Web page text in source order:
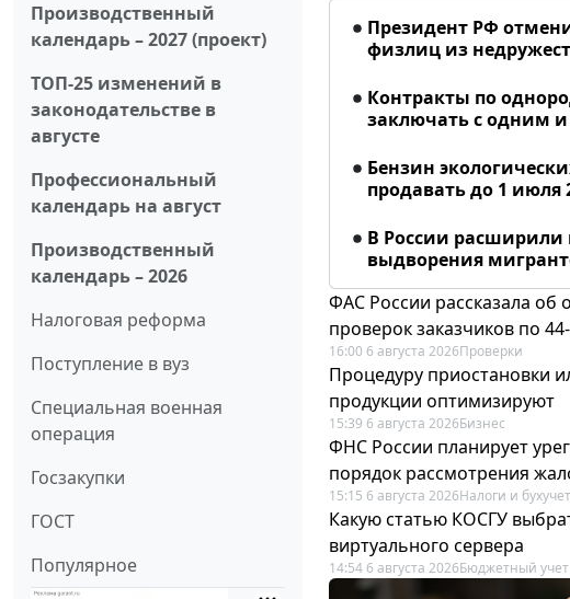
Производственный
календарь – 2027 (проект)
ТОП-25 изменений в
законодательстве в
августе
Профессиональный
календарь на август
Производственный
календарь – 2026
Налоговая реформа
Поступление в вуз
Специальная военная
операция
Госзакупки
ГОСТ
Популярное
Президент РФ
физлиц из
Контракты по
заключать с одним
Бензин
продавать до 1 июля
В России расширили
выдворения
ФАС России рассказала об
проверок заказчиков по
16:00 6 августа 2026Проверки
Процедуру приостановки
продукции оптимизируют
15:39 6 августа 2026Бизнес
ФНС России планирует
порядок рассмотрения
15:15 6 августа 2026Налоги и бухучет
Какую статью КОСГУ
виртуального сервера
14:54 6 августа 2026Бюджетный учет